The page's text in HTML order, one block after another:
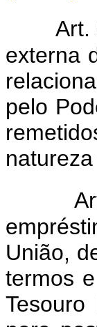
Art.
externa
pelo
União,
termos